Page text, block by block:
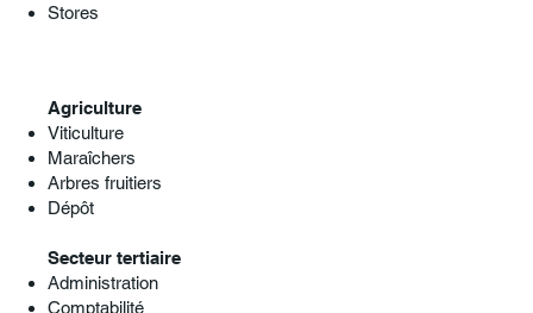
Stores
Agriculture
Viticulture
Maraîchers
Arbres fruitiers
Dépôt
Secteur tertiaire
Administration
Comptabilité